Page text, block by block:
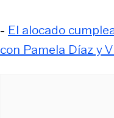
- El alocado
con Pamela Díaz y